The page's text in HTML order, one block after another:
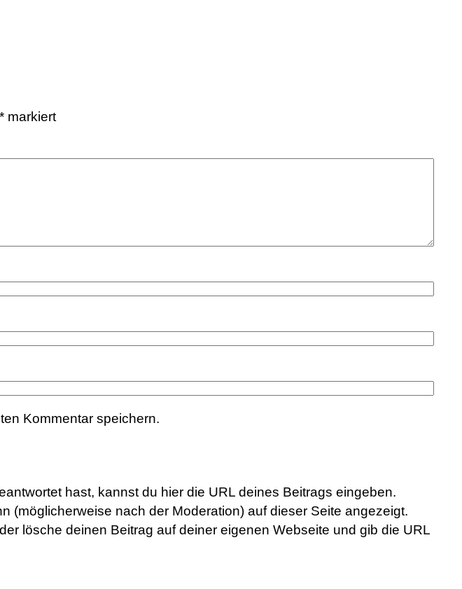
* markiert
Kommentar speichern.
hast, kannst du hier die URL deines Beitrags eingeben.
(möglicherweise nach der Moderation) auf dieser Seite angezeigt.
lösche deinen Beitrag auf deiner eigenen Webseite und gib die URL